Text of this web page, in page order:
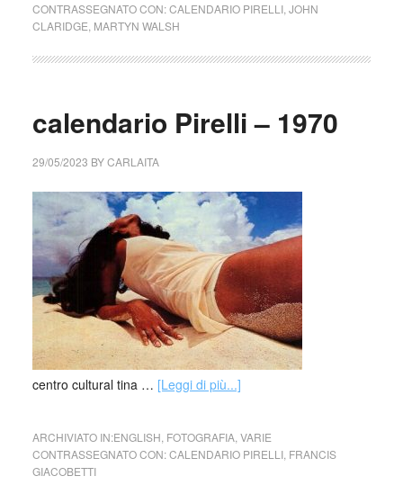
CONTRASSEGNATO CON:CALENDARIO PIRELLI, JOHN
CLARIDGE MARTYN WALSH
calendario Pirelli – 1970
29/05/2023 BYCARLAITA
centro cultural tina … [Leggi di più...]
ARCHIVIATO IN:ENGLISH FOTOGRAFIA, VARIE
CONTRASSEGNATO CON:CALENDARIO PIRELLI, FRANCIS
GIACOBETTI